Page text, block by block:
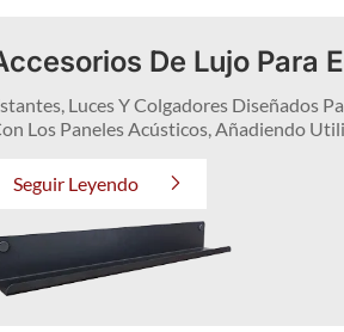
De Lujo Para
Luces Y Colgadores Diseñados
Los Paneles Acústicos, Añadiendo
Seguir Leyendo